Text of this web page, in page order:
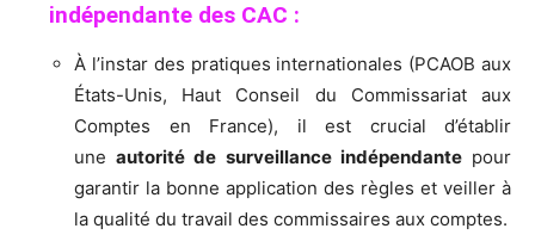
indépendante des CAC :
À l’instar des pratiques internationales (PCAOB aux
États-Unis, Haut Conseil du Commissariat aux
Comptes en France), il est crucial d’établir
uneautorité de surveillance indépendantepour
garantir la bonne application des règles et veiller à
la qualité du travail des commissaires aux comptes.